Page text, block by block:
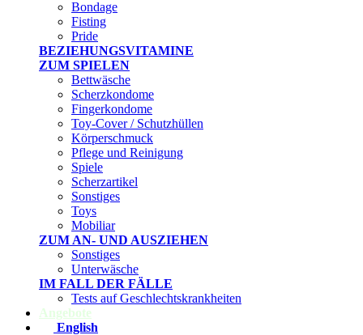
Bondage
Fisting
Pride
BEZIEHUNGSVITAMINE
ZUM SPIELEN
Bettwäsche
Scherzkondome
Fingerkondome
Toy-Cover / Schutzhüllen
Körperschmuck
Pflege und Reinigung
Spiele
Scherzartikel
Sonstiges
Toys
Mobiliar
ZUM AN- UND AUSZIEHEN
Sonstiges
Unterwäsche
IM FALL DER FÄLLE
Tests auf Geschlechtskrankheiten
Angebote
English